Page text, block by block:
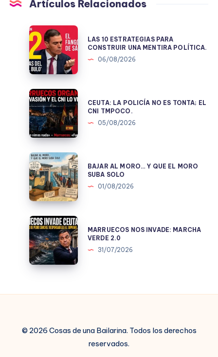
Artículos Relacionados
LAS
10
ESTRATEGIAS
PARA
CONSTRUIR
UNA
MENTIRA
POLÍTICA.
LAS 10 ESTRATEGIAS PARA
CONSTRUIR UNA MENTIRA POLÍTICA.
06/08/2026
CEUTA:
LA
POLICÍA
NO
ES
TONTA;
EL
CNI
TMPOCO.
CEUTA: LA POLICÍA NO ES TONTA; EL
CNI TMPOCO.
05/08/2026
BAJAR
AL
MORO…
Y
QUE
EL
MORO
SUBA
SOLO
BAJAR AL MORO… Y QUE EL MORO
SUBA SOLO
01/08/2026
MARRUECOS
NOS
INVADE:
MARCHA
VERDE
MARRUECOS NOS INVADE: MARCHA
VERDE 2.0
31/07/2026
© 2026 Cosas de una Bailarina. Todos los derechos
reservados.